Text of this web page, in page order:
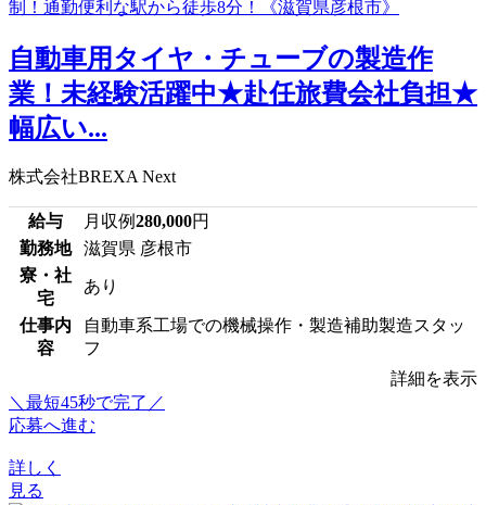
自動車用タイヤ・チューブの製造作
業！未経験活躍中★赴任旅費会社負担★
幅広い...
株式会社BREXA Next
給与 月収例280,000円
勤務地
滋賀県 彦根市
寮・社
宅
あり
仕事内
容
自動車系工場での機械操作・製造補助製造スタッ
フ
詳細を表示
＼最短45秒で完了／
応募へ進む
詳しく
見る